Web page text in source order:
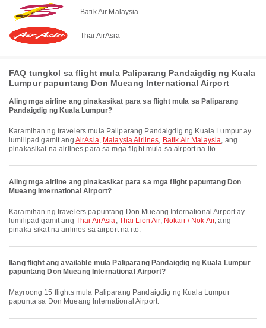
Batik Air Malaysia
Thai AirAsia
FAQ tungkol sa flight mula Paliparang Pandaigdig ng Kuala
Lumpur papuntang Don Mueang International Airport
Aling mga airline ang pinakasikat para sa flight mula sa Paliparang
Pandaigdig ng Kuala Lumpur?
Karamihan ng travelers mula Paliparang Pandaigdig ng Kuala Lumpur ay
lumilipad gamit ang AirAsia, Malaysia Airlines, Batik Air Malaysia, ang
pinakasikat na airlines para sa mga flight mula sa airport na ito.
Aling mga airline ang pinakasikat para sa mga flight papuntang Don
Mueang International Airport?
Karamihan ng travelers papuntang Don Mueang International Airport ay
lumilipad gamit ang Thai AirAsia, Thai Lion Air, Nokair / Nok Air, ang
pinaka-sikat na airlines sa airport na ito.
Ilang flight ang available mula Paliparang Pandaigdig ng Kuala Lumpur
papuntang Don Mueang International Airport?
Mayroong 15 flights mula Paliparang Pandaigdig ng Kuala Lumpur
papunta sa Don Mueang International Airport.